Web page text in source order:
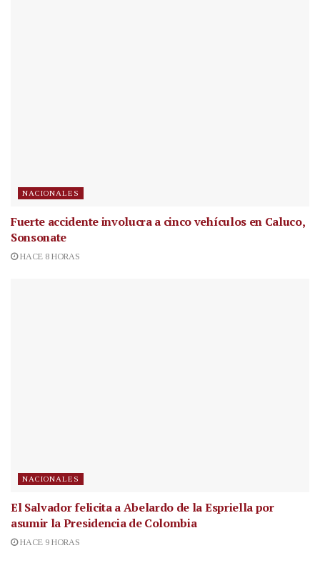
NACIONALES
Fuerte accidente involucra a cinco vehículos en Caluco,
Sonsonate
HACE 8 HORAS
NACIONALES
El Salvador felicita a Abelardo de la Espriella por
asumir la Presidencia de Colombia
HACE 9 HORAS